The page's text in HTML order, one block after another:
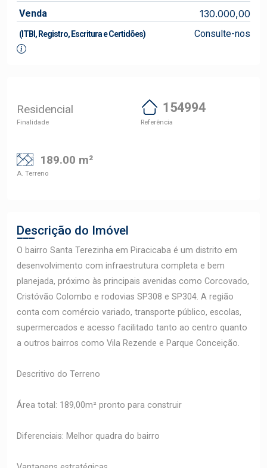
Venda
130.000,00
(ITBI, Registro, Escritura e Certidões) Consulte-nos
Residencial
Finalidade
154994
Referência
189.00 m²
A. Terreno
Descrição do Imóvel
O bairro Santa Terezinha em Piracicaba é um distrito em
desenvolvimento com infraestrutura completa e bem
planejada, próximo às principais avenidas como Corcovado,
Cristóvão Colombo e rodovias SP308 e SP304. A região
conta com comércio variado, transporte público, escolas,
supermercados e acesso facilitado tanto ao centro quanto
a outros bairros como Vila Rezende e Parque Conceição.
Descritivo do Terreno
Área total: 189,00m² pronto para construir
Diferenciais: Melhor quadra do bairro